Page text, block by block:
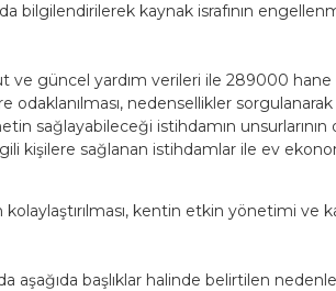
bilgilendirilerek kaynak israfının
güncel yardım verileri ile 289000 hane
nedensellikler
sağlayabileceği istihdamın
kişilere sağlanan istihdamlar ile ev
kentin etkin yönetimi ve
başlıklar halinde belirtilen